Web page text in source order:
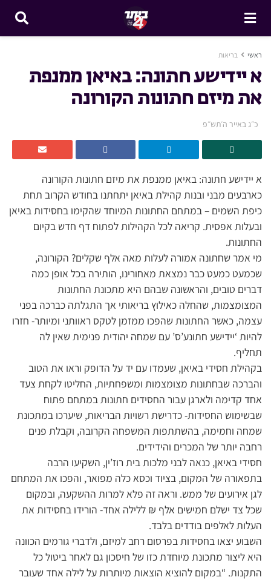
ראשי בריאות
א יידישע חתונה: באיאן ממנפת
את מיזם חתונות הקורונה
כ״ג באייר ה׳תש״פ
א יידישע חתונה: באיאן ממנפת את מיזם חתונות הקורונה
כארבעים מבני ובנות קהילת באיאן יתחתנו בחודש הקרוב תחת
כיפת השמים – במתחם החתונות המיוחד שהקימו בחסידות באיאן
ובעלות אפסית. קריאה לכל הקהילות לפתוח דף חדש בקיום
החתונות.
מי אמר שחתונה אמורה לעלות מאה אלף שקלים? הקורונה,
שכמעט כמעט כבר נמצאת מאחורינו, הותירה בכל אופן כמה
דברים טובים, והראשונה שבהם היא מתכונת החתונות
המצומצמות, שהחלה כאילוץ בריאותי אך התגלתה כברכה בפני
עצמה, כאשר החתונות שהפכו ממזמן לטקס ראוותני ומיותר- חזרו
להיות ‘יידישע חתונע’ס’ עם שמחה יהודית פנימית שאין לה
תחליף.
בקהילת חסידי באיאן, שעמדו עם יד על הדופק וראו את הטוב
והברכה שבחתונות מצומצמות ומשפחתיות, החליטו לקחת צעד
אחד קדימה ולארגן עבור החסידים חתונות במתחם פתוח
שבשימוש החסידות- כדרישת רשויות הבריאות, שיערכו במתכונת
שמחה וחמימה, בהשתתפות המשפחה הקרובה, וקבלת פנים
רחבה יותר של המכרים והידידים.
חסידי באיאן, כנאה לבני מלכות בית רוז’ין, השקיעו הרבה
בתפאורה של המקום, בציוד וכסא כלה מפואר, והפכו את המתחם
לגן אירועים של ממש. וראה זה פלא למרות ההשקעה, ובמקום
שכל צד ישלם חמישים אלף ₪ ללילה אחד- הורידו בחסידות את
העלות לאלפים בודדים בלבד.
השבוע יצאו בחסידות בפרסום רחב למיזם, ולדברי גורמים הכוונה
היא ליצור מתכונת מיוחדת כזו של חיסכון גם לאחר ביטול כל
התקנות. “במקום להוציא הוצאות מיותרות על לילה אחד שעובר